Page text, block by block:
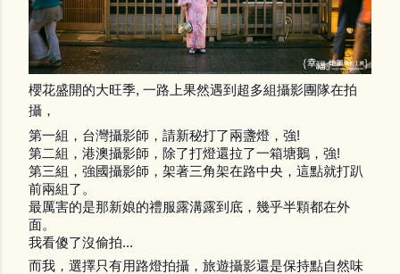
櫻花盛開的大旺季, 一路上果然遇到超多組攝影團隊在拍
攝，
第一組，台灣攝影師，請新秘打了兩盞燈，強!
第二組，港澳攝影師，除了打燈還拉了一箱塘鵝，強!
第三組，強國攝影師，架著三角架在路中央，這點就打趴
前兩組了。
最厲害的是那新娘的禮服露溝露到底，幾乎半顆都在外
面。
我看傻了沒偷拍...
而我，選擇只有用路燈拍攝，旅遊攝影還是保持點自然味